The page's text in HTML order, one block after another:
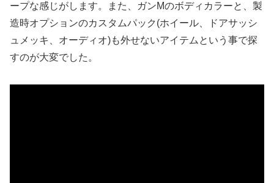
ープな感じがします。また、ガンMのボディカラーと、製
造時オプションのカスタムパック(ホイール、ドアサッシ
ュメッキ、オーディオ)も外せないアイテムという事で探
すのが大変でした。